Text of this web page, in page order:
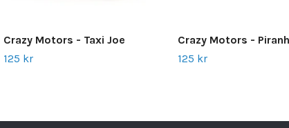
Crazy Motors - Taxi Joe
125 kr
Crazy Motors -
125 kr